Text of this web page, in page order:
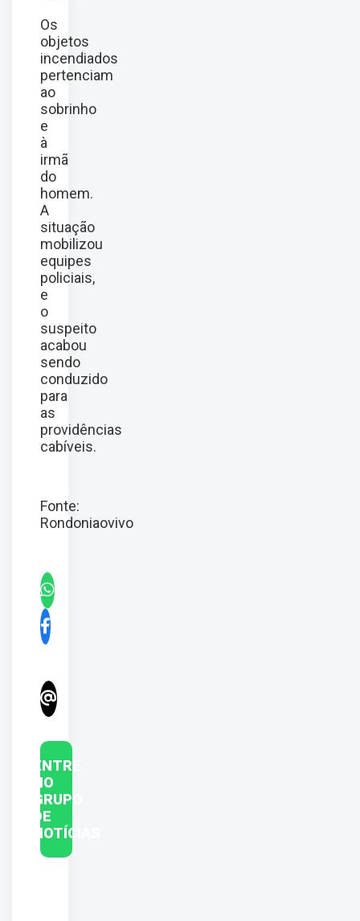
Os
objetos
incendiados
pertenciam
ao
sobrinho
e
à
irmã
do
homem.
A
situação
mobilizou
equipes
policiais,
e
o
suspeito
acabou
sendo
conduzido
para
as
providências
cabíveis.
Fonte:
Rondoniaovivo
ENTRE
NO
GRUPO
DE
NOTÍCIAS